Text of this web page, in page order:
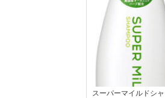
スーパーマイルドシ